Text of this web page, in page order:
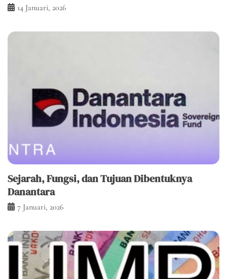
14 Januari, 2026
Sejarah, Fungsi, dan Tujuan Dibentuknya
Danantara
7 Januari, 2026